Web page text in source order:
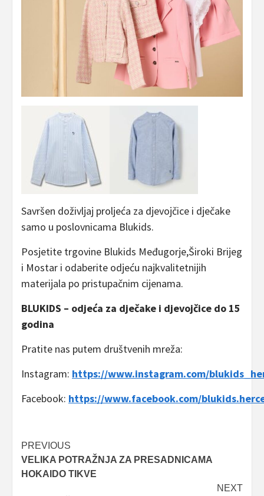
Savršen doživljaj proljeća za djevojčice i dječake
samo u poslovnicama Blukids.
Posjetite trgovine Blukids Međugorje,Široki Brijeg
i Mostar i odaberite odjeću najkvalitetnijih
materijala po pristupačnim cijenama.
BLUKIDS – odjeća za dječake i djevojčice do 15
godina
Pratite nas putem društvenih mreža:
Instagram: https://www.instagram.com/
Facebook: https://www.facebook.com/
Post
navigation
PREVIOUS
VELIKA POTRAŽNJA ZA PRESADNICAMA
HOKAIDO TIKVE
NEXT